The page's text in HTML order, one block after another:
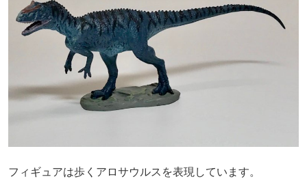
フィギュアは歩くアロサウルスを表現しています。